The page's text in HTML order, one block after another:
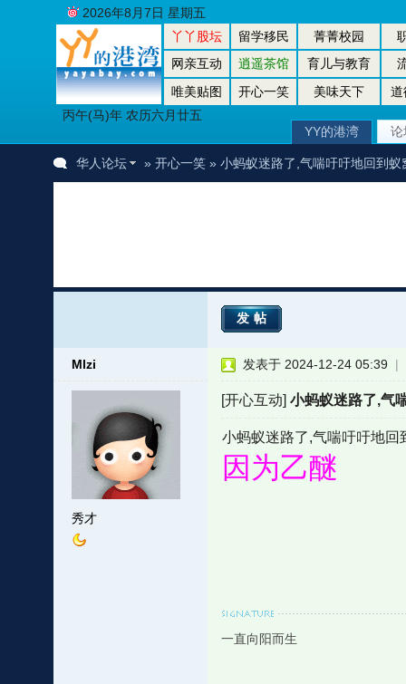
丫丫股坛 留学移民 菁菁校园
网亲互动
逍遥茶馆 育儿与教育
唯美贴图
开心一笑 美味天下
道
丙午(马)年 农历六月廿五
2026年8月7日 星期五
YY的港湾 论
华人论坛 » 开心一笑» 小蚂蚁迷路了,气喘吁吁地回到
发帖
Mlzi
秀才
发表于 2024-12-24 05:39 |
者
[开心互动]小蚂蚁迷路了,气
小蚂蚁迷路了,气喘吁吁地
因为乙醚
一直向阳而生